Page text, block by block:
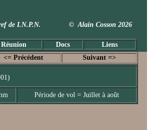
de I.N.P.N. © Alain Cosson 2026
Docs
Liens
<= Précédent
Suivant =>
Période de vol = Juillet à août